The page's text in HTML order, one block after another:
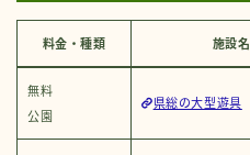
料金・種類 施設名
無料
公園
県総の大型遊具